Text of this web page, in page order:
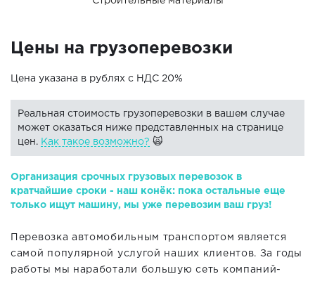
Цены на грузоперевозки
Цена указана в рублях с НДС 20%
Реальная стоимость грузоперевозки в вашем случае
может оказаться ниже представленных на странице
цен. Как такое возможно? 🙀
Организация срочных грузовых перевозок в
кратчайшие сроки - наш конёк: пока остальные еще
только ищут машину, мы уже перевозим ваш груз!
Перевозка автомобильным транспортом является
самой популярной услугой наших клиентов. За годы
работы мы наработали большую сеть компаний-